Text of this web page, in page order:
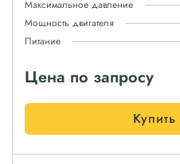
Максимальное давление
Мощность двигателя
Питание
Цена по запросу
Купить